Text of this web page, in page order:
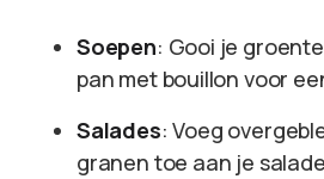
Soepen: Gooi je
pan met bouillon voor
Salades: Voeg
granen toe aan je